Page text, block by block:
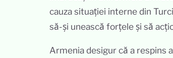
cauza situației interne din
să-și unească forțele și să
Armenia desigur că a respins